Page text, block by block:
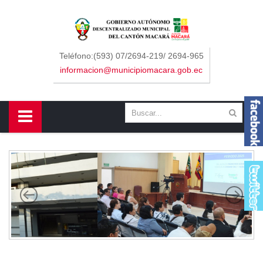
Teléfono:(593) 07/2694-219/ 2694-965
informacion@municipiomacara.gob.ec
Sidebar Menu
Concejo
Departamentos
Contáctenos
Macará
Cantón
Himno a Macará
Símbolos Patrios